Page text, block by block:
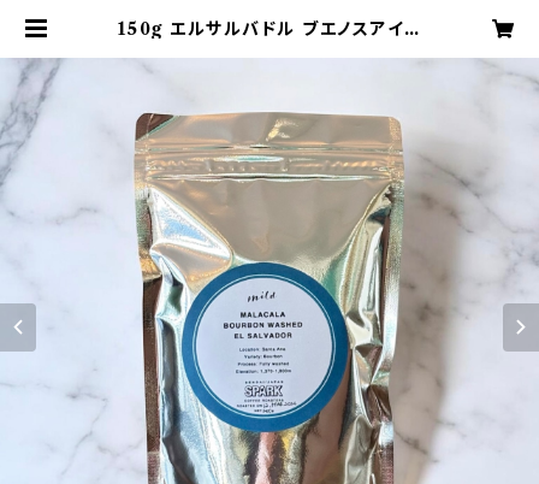
150g エルサルバドル ブエノスアイレ
ADOR BUENOS AIRES BOU